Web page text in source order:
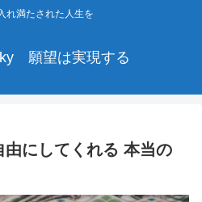
れ満たされた人生を
願望は実現する
にしてくれる 本当の